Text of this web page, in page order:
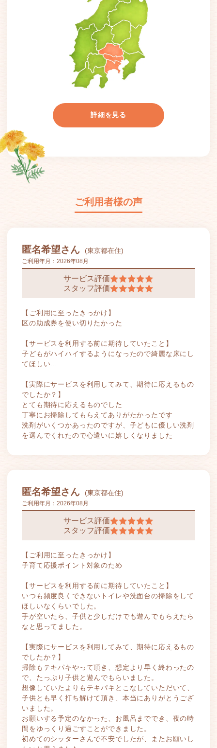
詳細を見る
ご利用者様の声
匿名希望さん (東京都在住)
ご利用年月： 2026年08月
サービス評価
スタッフ評価
【ご利用に至ったきっかけ】
区の助成券を使い切りたかった
【サービスを利用する前に期待していたこと】
子どもがハイハイするようになったので綺麗な床にし
てほしい…
【実際にサービスを利用してみて、期待に応えるもの
でしたか？】
とても期待に応えるものでした
丁寧にお掃除してもらえてありがたかったです
洗剤がいくつかあったのですが、子どもに優しい洗剤
を選んでくれたので心遣いに嬉しくなりました
匿名希望さん (東京都在住)
ご利用年月： 2026年08月
サービス評価
スタッフ評価
【ご利用に至ったきっかけ】
子育て応援ポイント対象のため
【サービスを利用する前に期待していたこと】
いつも頻度良くできないトイレや洗面台の掃除をして
ほしいなくらいでした。
手が空いたら、子供と少しだけでも遊んでもらえたら
なと思ってました。
【実際にサービスを利用してみて、期待に応えるもの
でしたか？】
掃除もテキパキやって頂き、想定より早く終わったの
で、たっぷり子供と遊んでもらいました。
想像していたよりもテキパキとこなしていただいて、
子供とも早く打ち解けて頂き、本当にありがとうござ
いました。
お願いする予定のなかった、お風呂まででき、夜の時
間をゆっくり過ごすことができました。
初めてのシッターさんで不安でしたが、またお願いし